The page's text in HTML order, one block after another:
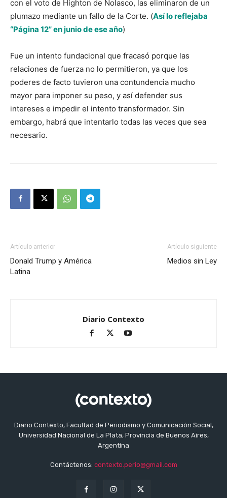
con el voto de Highton de Nolasco, las eliminaron de un
plumazo mediante un fallo de la Corte. (Así lo reflejaba
“Página 12” en junio de ese año)
Fue un intento fundacional que fracasó porque las
relaciones de fuerza no lo permitieron, ya que los
poderes de facto tuvieron una contundencia mucho
mayor para imponer su peso, y así defender sus
intereses e impedir el intento transformador. Sin
embargo, habrá que intentarlo todas las veces que sea
necesario.
Artículo anterior
Donald Trump y América
Latina
Artículo siguiente
Medios sin Ley
Diario Contexto
Diario Contexto, Facultad de Periodismo y Comunicación Social,
Universidad Nacional de La Plata, Provincia de Buenos Aires,
Argentina
Contáctenos: contexto.perio@gmail.com